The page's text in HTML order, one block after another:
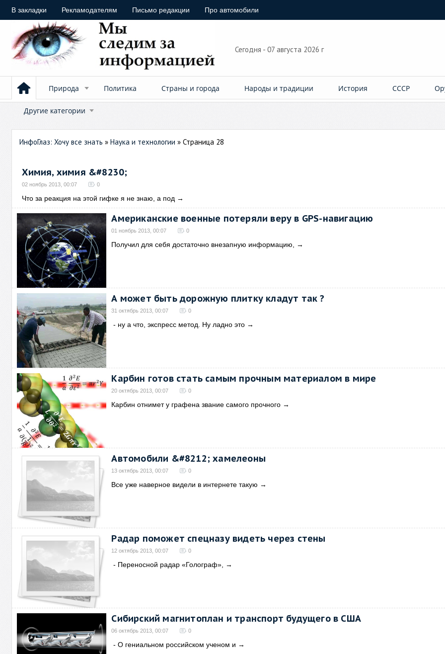
В закладки Рекламодателям Письмо редакции Про автомобили
Сегодня - 07 августа 2026 г
Природа Политика Страны и города Народы и традиции История СССР
Другие категории
ИнфоГлаз: Хочу все знать »Наука и технологии » Страница 28
Химия, химия &#8230;
02 ноябрь 2013, 00:07 0
Что за реакция на этой гифке я не знаю, а под →
Американские военные потеряли веру в GPS-навигацию
01 ноябрь 2013, 00:07 0
Получил для себя достаточно внезапную информацию, →
А может быть дорожную плитку кладут так ?
31 октябрь 2013, 00:07 0
- ну а что, экспресс метод. Ну ладно это →
Карбин готов стать самым прочным материалом в мире
20 октябрь 2013, 00:07 0
Карбин отнимет у графена звание самого прочного →
Автомобили &#8212; хамелеоны
13 октябрь 2013, 00:07 0
Все уже наверное видели в интернете такую →
Радар поможет спецназу видеть через стены
12 октябрь 2013, 00:07 0
- Переносной радар «Голограф», →
Сибирский магнитоплан и транспорт будущего в США
06 октябрь 2013, 00:07 0
- О гениальном российском ученом и →